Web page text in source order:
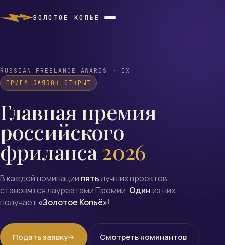
ЗОЛОТОЕ КОПЬЁ
RUSSIAN FREELANCE AWARDS · IX
ПРИЁМ ЗАЯВОК ОТКРЫТ
Главная премия
российского
фриланса2026
В каждой номинации пятьлучших проектов
становятся лауреатами Премии. Одиниз них
получает «Золотое Копьё»!
Подать заявку Смотреть номинантов